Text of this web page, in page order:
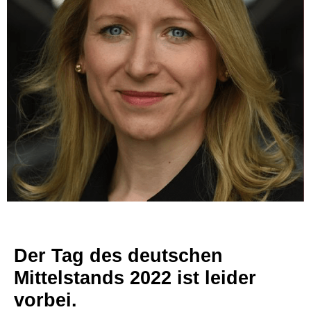
Der Tag des deutschen
Mittelstands 2022 ist leider
vorbei.